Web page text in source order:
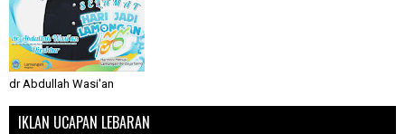
dr Abdullah Wasi'an
IKLAN UCAPAN LEBARAN